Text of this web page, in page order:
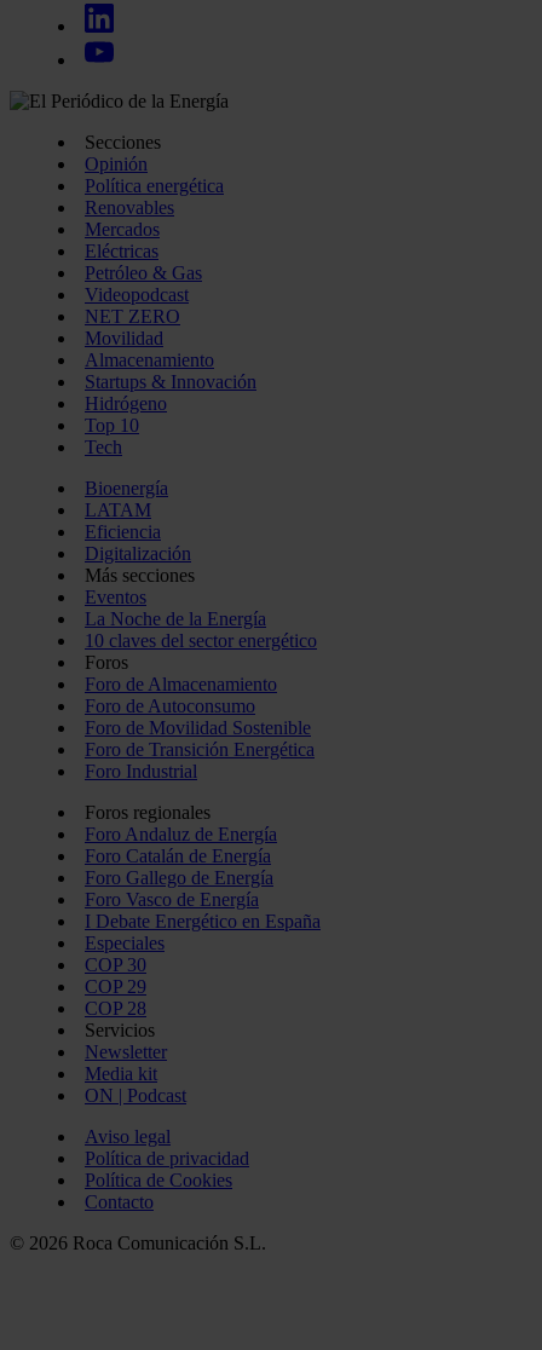
Secciones
Opinión
Política energética
Renovables
Mercados
Eléctricas
Petróleo & Gas
Videopodcast
NET ZERO
Movilidad
Almacenamiento
Startups & Innovación
Hidrógeno
Top 10
Tech
Bioenergía
LATAM
Eficiencia
Digitalización
Más secciones
Eventos
La Noche de la Energía
10 claves del sector energético
Foros
Foro de Almacenamiento
Foro de Autoconsumo
Foro de Movilidad Sostenible
Foro de Transición Energética
Foro Industrial
Foros regionales
Foro Andaluz de Energía
Foro Catalán de Energía
Foro Gallego de Energía
Foro Vasco de Energía
I Debate Energético en España
Especiales
COP 30
COP 29
COP 28
Servicios
Newsletter
Media kit
ON | Podcast
Aviso legal
Política de privacidad
Política de Cookies
Contacto
© 2026 Roca Comunicación S.L.